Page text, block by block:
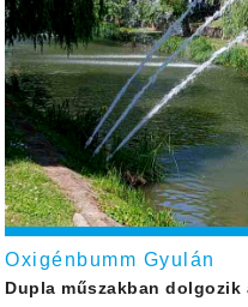
Oxigénbumm Gyulán
Dupla műszakban